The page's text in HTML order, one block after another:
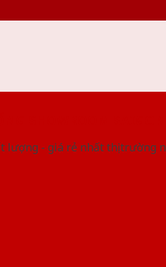
lượng - giá rẻ nhất thị trường